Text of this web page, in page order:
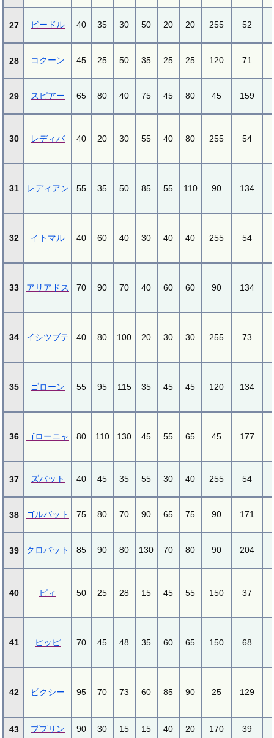
27 ビードル 40 35 30 50 20 20 255 52
28 コクーン 45 25 50 35 25 25 120 71
29 スピアー 65 80 40 75 45 80 45 159
30 レディバ 40 20 30 55 40 80 255 54
31 レディアン 55 35 50 85 55 110 90 134
32 イトマル 40 60 40 30 40 40 255 54
33 アリアドス 70 90 70 40 60 60 90 134
34 イシツブテ 40 80 100 20 30 30 255 73
35 ゴローン 55 95 115 35 45 45 120 134
36 ゴローニャ 80 110 130 45 55 65 45 177
37 ズバット 40 45 35 55 30 40 255 54
38 ゴルバット 75 80 70 90 65 75 90 171
39 クロバット 85 90 80 130 70 80 90 204
40 ピィ 50 25 28 15 45 55 150 37
41 ピッピ 70 45 48 35 60 65 150 68
42 ピクシー 95 70 73 60 85 90 25 129
43 ププリン 90 30 15 15 40 20 170 39